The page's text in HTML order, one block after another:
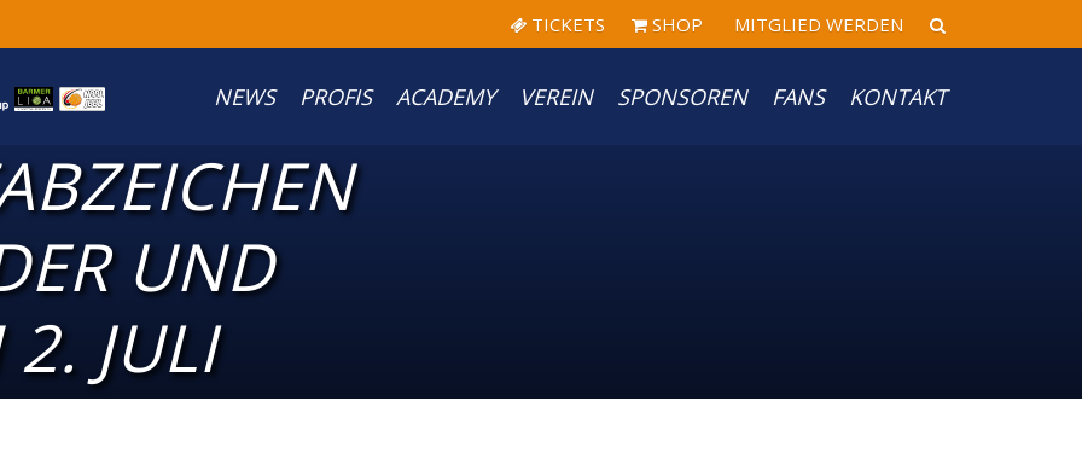
TICKETS SHOP MITGLIED WERDEN
NEWS PROFIS ACADEMY VEREIN SPONSOREN FANS KONTAKT
UND
JULI